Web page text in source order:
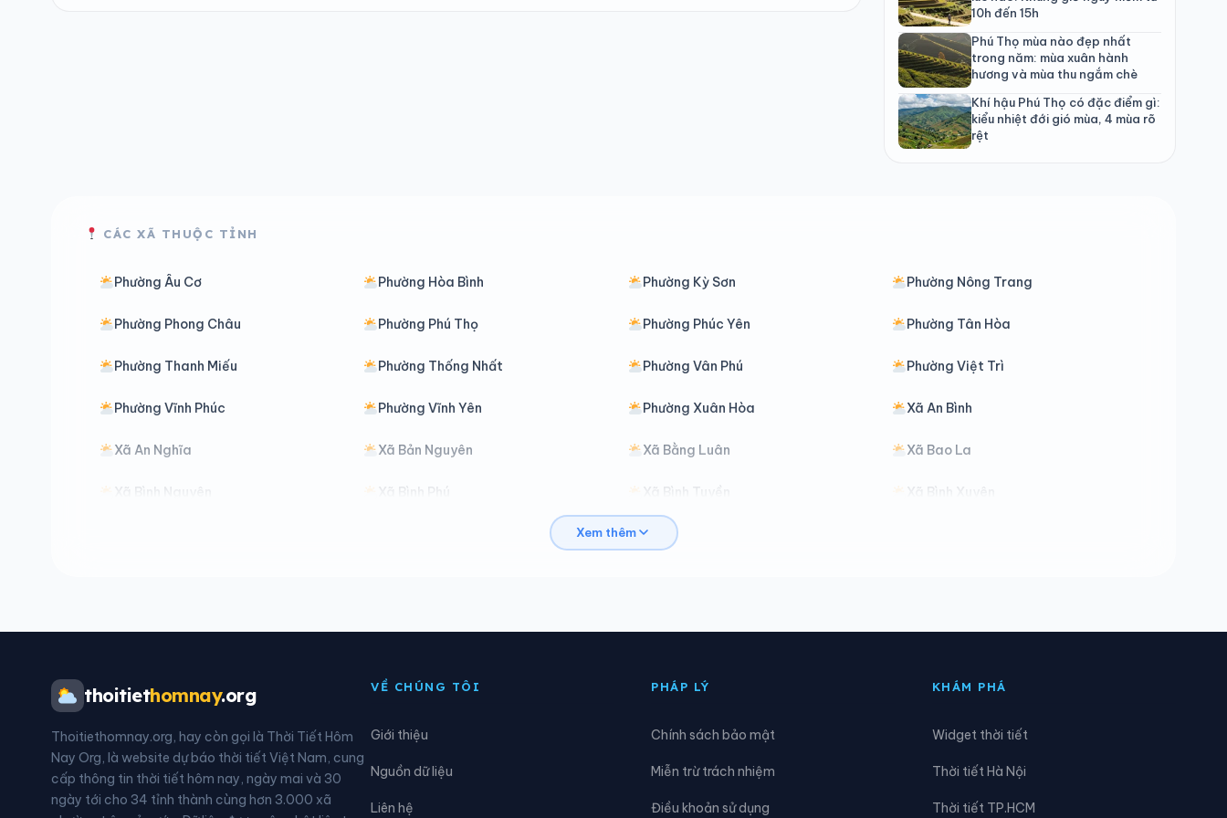
10h đến 15h
Phú Thọ mùa nào đẹp nhất
trong năm: mùa xuân hành
hương và mùa thu ngắm chè
Khí hậu Phú Thọ có đặc điểm gì:
kiểu nhiệt đới gió mùa, 4 mùa rõ
rệt
CÁC XÃ THUỘC TỈNH
Phường Âu Cơ Phường Hòa Bình Phường Kỳ Sơn Phường Nông Trang
Phường Phong Châu Phường Phú Thọ Phường Phúc Yên Phường Tân Hòa
Phường Thanh Miếu Phường Thống Nhất Phường Vân Phú Phường Việt Trì
Phường Vĩnh Phúc Phường Vĩnh Yên Phường Xuân Hòa Xã An Bình
Xã An Nghĩa Xã Bản Nguyên Xã Bằng Luân Xã Bao La
Xã Bình Nguyên Xã Bình Phú Xã Bình Tuyền Xã Bình Xuyên
Xã Cao Phong
Xã Đồng Lương
Xã Hạ Hòa Xã Hải Lựu Xã Hiền Lương Xã Hiền Quan
Xã Hoàng An
Xem thêm
thoitiethomnay.org
Thoitiethomnay.org, hay còn gọi là Thời Tiết Hôm
Nay Org, là website dự báo thời tiết Việt Nam, cung
cấp thông tin thời tiết hôm nay, ngày mai và 30
ngày tới cho 34 tỉnh thành cùng hơn 3.000 xã
VỀ CHÚNG TÔI
Giới thiệu
Nguồn dữ liệu
Liên hệ
PHÁP LÝ
Chính sách bảo mật
Miễn trừ trách nhiệm
Điều khoản sử dụng
KHÁM PHÁ
Widget thời tiết
Thời tiết Hà Nội
Thời tiết TP.HCM